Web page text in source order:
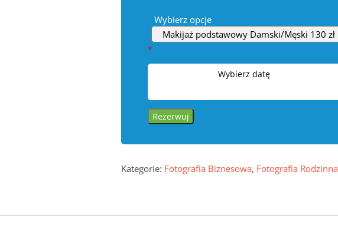
Wybierz opcje
*
Wybierz datę
Rezerwuj
Kategorie: Fotografia Biznesowa, Fotografia Rodzinna